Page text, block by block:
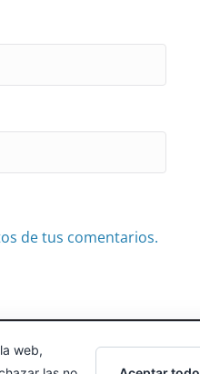
de tus comentarios.
web,